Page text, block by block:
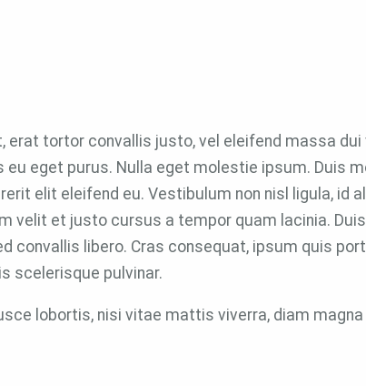
erat tortor convallis justo, vel eleifend massa
eu eget purus. Nulla eget molestie ipsum. Duis
elit eleifend eu. Vestibulum non nisl ligula,
velit et justo cursus a tempor quam lacinia.
convallis libero. Cras consequat, ipsum quis
scelerisque pulvinar.
lobortis, nisi vitae mattis viverra, diam